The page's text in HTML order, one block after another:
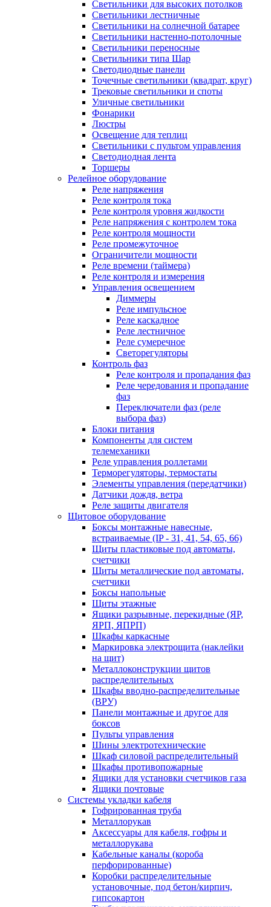
Светильники для высоких потолков
Светильники лестничные
Светильники на солнечной батарее
Светильники настенно-потолочные
Светильники переносные
Светильники типа Шар
Светодиодные панели
Точечные светильники (квадрат, круг)
Трековые светильники и споты
Уличные светильники
Фонарики
Люстры
Освещение для теплиц
Светильники с пультом управления
Светодиодная лента
Торшеры
Релейное оборудование
Реле напряжения
Реле контроля тока
Реле контроля уровня жидкости
Реле напряжения с контролем тока
Реле контроля мощности
Реле промежуточное
Ограничители мощности
Реле времени (таймера)
Реле контроля и измерения
Управления освещением
Диммеры
Реле импульсное
Реле каскадное
Реле лестничное
Реле сумеречное
Светорегуляторы
Контроль фаз
Реле контроля и пропадания фаз
Реле чередования и пропадание
фаз
Переключатели фаз (реле
выбора фаз)
Блоки питания
Компоненты для систем
телемеханики
Реле управления роллетами
Терморегуляторы, термостаты
Элементы управления (передатчики)
Датчики дождя, ветра
Реле защиты двигателя
Щитовое оборудование
Боксы монтажные навесные,
встраиваемые (IP - 31, 41, 54, 65, 66)
Щиты пластиковые под автоматы,
счетчики
Щиты металлические под автоматы,
счетчики
Боксы напольные
Щиты этажные
Ящики разрывные, перекидные (ЯР,
ЯРП, ЯПРП)
Шкафы каркасные
Маркировка электрощита (наклейки
на щит)
Металлоконструкции щитов
распределительных
Шкафы вводно-распределительные
(ВРУ)
Панели монтажные и другое для
боксов
Пульты управления
Шины электротехнические
Шкаф силовой распределительный
Шкафы противопожарные
Ящики для установки счетчиков газа
Ящики почтовые
Системы укладки кабеля
Гофрированная труба
Металлорукав
Аксессуары для кабеля, гофры и
металлорукава
Кабельные каналы (короба
перфорированные)
Коробки распределительные
установочные, под бетон/кирпич,
гипсокартон